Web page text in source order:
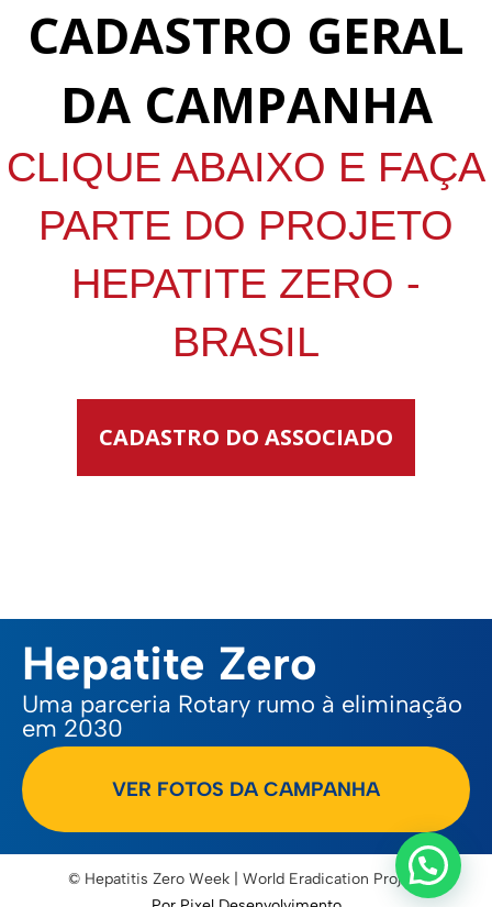
CADASTRO GERAL
DA CAMPANHA
CLIQUE ABAIXO E FAÇA
PARTE DO PROJETO
HEPATITE ZERO -
BRASIL
CADASTRO DO ASSOCIADO
Hepatite Zero
Uma parceria Rotary rumo à eliminação
em 2030
VER FOTOS DA CAMPANHA
© Hepatitis Zero Week | World Eradication Project